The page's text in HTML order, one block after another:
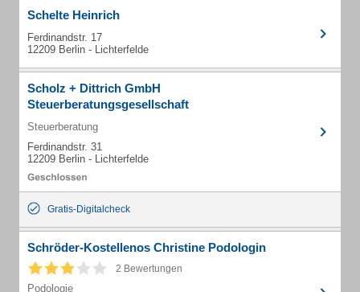
Schelte Heinrich
Ferdinandstr. 17
12209 Berlin - Lichterfelde
Scholz + Dittrich GmbH
Steuerberatungsgesellschaft
Steuerberatung
Ferdinandstr. 31
12209 Berlin - Lichterfelde
Gratis-Digitalcheck
Schröder-Kostellenos Christine Podologin
2 Bewertungen
Podologie